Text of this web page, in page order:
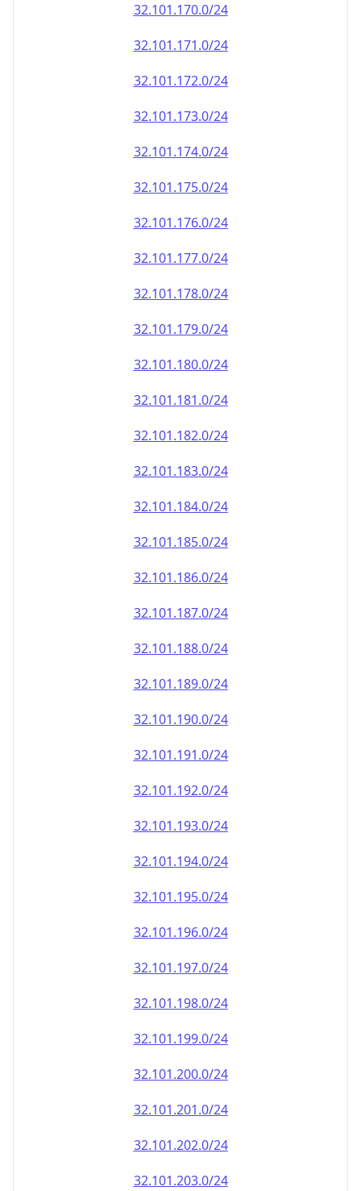
32.101.170.0/24
32.101.171.0/24
32.101.172.0/24
32.101.173.0/24
32.101.174.0/24
32.101.175.0/24
32.101.176.0/24
32.101.177.0/24
32.101.178.0/24
32.101.179.0/24
32.101.180.0/24
32.101.181.0/24
32.101.182.0/24
32.101.183.0/24
32.101.184.0/24
32.101.185.0/24
32.101.186.0/24
32.101.187.0/24
32.101.188.0/24
32.101.189.0/24
32.101.190.0/24
32.101.191.0/24
32.101.192.0/24
32.101.193.0/24
32.101.194.0/24
32.101.195.0/24
32.101.196.0/24
32.101.197.0/24
32.101.198.0/24
32.101.199.0/24
32.101.200.0/24
32.101.201.0/24
32.101.202.0/24
32.101.203.0/24